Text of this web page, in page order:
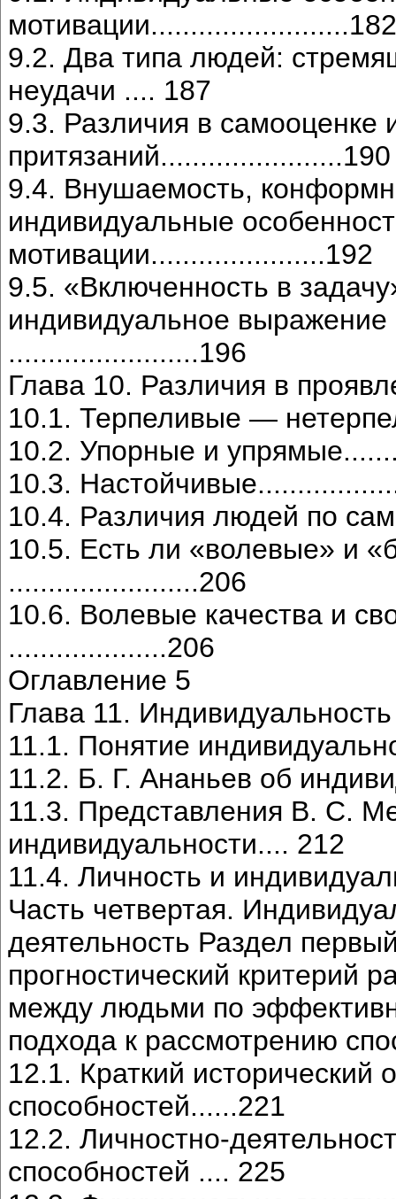
мотивации.........................182
9.2. Два типа людей:
неудачи .... 187
9.3. Различия в самооценке
притязаний.......................190
9.4. Внушаемость,
индивидуальные
мотивации......................192
9.5. «Включенность в
индивидуальное
........................196
Глава 10. Различия в
10.1. Терпеливые —
10.2. Упорные и
10.3.
10.4. Различия людей по
10.5. Есть ли «волевые» и
........................206
10.6. Волевые качества и
....................206
Оглавление 5
Глава 11.
11.1. Понятие
11.2. Б. Г. Ананьев об
11.3. Представления В. С.
индивидуальности.... 212
11.4. Личность и
Часть четвертая.
деятельность Раздел
прогностический критерий
между людьми по
подхода к рассмотрению
12.1. Краткий исторический
способностей......221
12.2. Личностно-
способностей .... 225